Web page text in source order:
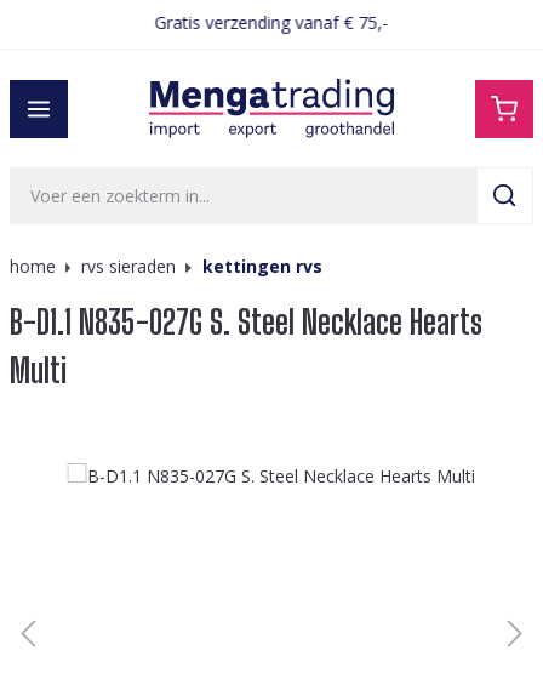
Gratis verzending vanaf € 75,-
home rvs sieraden kettingen rvs
B-D1.1 N835-027G S. Steel Necklace Hearts
Multi
Afbeeldingengalerij overslaan